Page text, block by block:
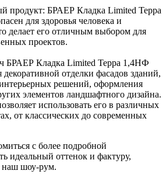
продукт: БРАЕР Кладка Limited Терра
для здоровья человека и
делает его отличным выбором для
проектов.
БРАЕР Кладка Limited Терра 1,4НФ
декоративной отделки фасадов зданий,
решений, оформления
элементов ландшафтного дизайна.
использовать его в различных
от классических до современных
с более подробной
идеальный оттенок и фактуру,
наш шоу-рум.